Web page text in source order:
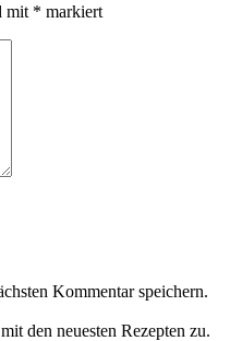
mit * markiert
Kommentar speichern.
den neuesten Rezepten zu.